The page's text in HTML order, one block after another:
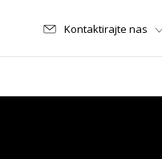
Kontaktirajte nas